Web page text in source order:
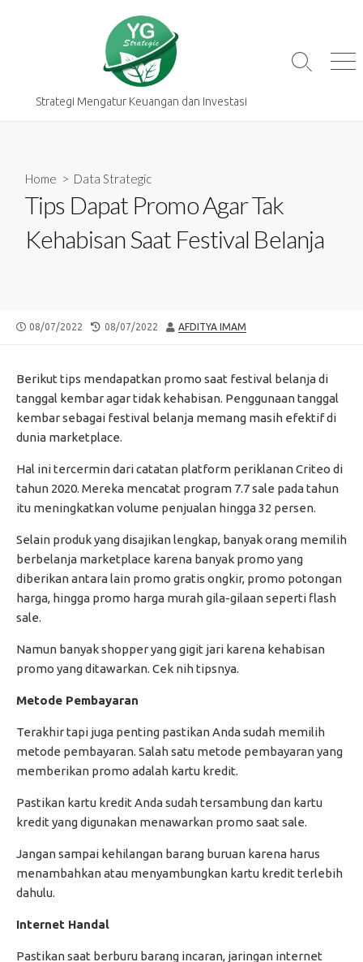
Strategi Mengatur Keuangan dan Investasi
Search
Home > Data Strategic
Tips Dapat Promo Agar Tak
Kehabisan Saat Festival Belanja
PUBLISHED
08/07/2022
LAST
08/07/2022 AUTHOR
AFDITYA IMAM
Berikut tips mendapatkan promo saat festival belanja di
tanggal kembar agar tidak kehabisan. Penggunaan tanggal
kembar sebagai festival belanja memang masih efektif di
dunia marketplace.
Hal ini tercermin dari catatan platform periklanan Criteo di
tahun 2020. Mereka mencatat program 7.7 sale pada tahun
itu meningkatkan volume penjualan hingga 32 persen.
Selain produk yang disajikan lengkap, banyak orang memilih
berbelanja marketplace karena banyak promo yang
diberikan antara lain promo gratis ongkir, promo potongan
harga, hingga promo harga murah gila-gilaan seperti flash
sale.
Namun banyak shopper yang gigit jari karena kehabisan
promo yang ditawarkan. Cek nih tipsnya.
Metode Pembayaran
Terakhir tapi juga penting pastikan Anda sudah memilih
metode pembayaran. Salah satu metode pembayaran yang
memberikan promo adalah kartu kredit.
Pastikan kartu kredit Anda sudah tersambung dan kartu
kredit yang digunakan menawarkan promo saat sale.
Jangan sampai kehilangan barang buruan karena harus
menambahkan atau menyambungkan kartu kredit terlebih
dahulu.
Internet Handal
Pastikan saat berburu barang incaran, jaringan internet